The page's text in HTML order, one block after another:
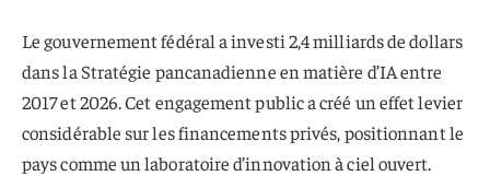
Le gouvernement fédéral a investi 2,4 milliards de dollars
dans la Stratégie pancanadienne en matière d’IA entre
2017 et 2026. Cet engagement public a créé un effet levier
considérable sur les financements privés, positionnant le
pays comme un laboratoire d’innovation à ciel ouvert.